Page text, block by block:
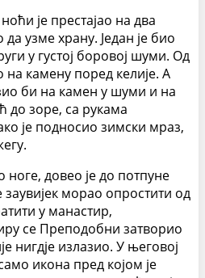
је престајао на два
узме храну. Један је био
у густој боровој шуми. Од
на камену поред келије. А
би на камен у шуми и на
до зоре, са рукама
је подносио зимски мраз,
ноге, довео је до потпуне
морао опростити од
у манастир,
се Преподобни затворио
нигдје излазио. У његовој
икона пред којом је